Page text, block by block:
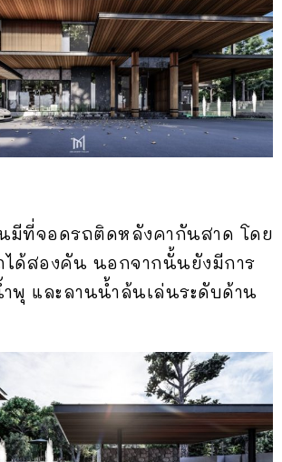
มีที่จอดรถติดหลังคากันสาด โดย
ได้สองคัน นอกจากนั้นยังมีการ
พุ และลานน้ำล้นเล่นระดับด้าน